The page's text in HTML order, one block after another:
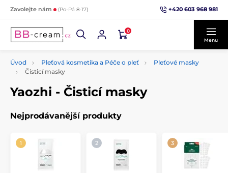
Zavolejte nám (Po-Pá 8-17) +420 603 968 981
0
Menu
Úvod Pleťová kosmetika a Péče o pleť
Pleťové masky
Čisticí masky
Yaozhi - Čisticí masky
Nejprodávanější produkty